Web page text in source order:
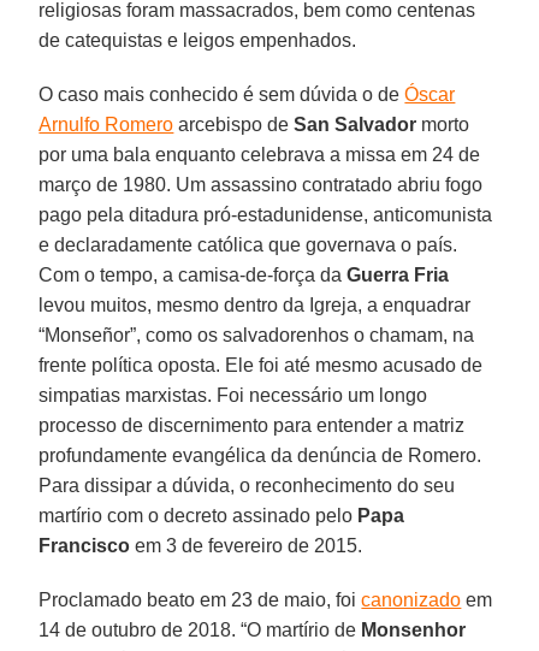
religiosas foram massacrados, bem como centenas
de catequistas e leigos empenhados.
O caso mais conhecido é sem dúvida o deÓscar
Arnulfo Romero arcebispo deSan Salvador morto
por uma bala enquanto celebrava a missa em 24 de
março de 1980. Um assassino contratado abriu fogo
pago pela ditadura pró-estadunidense, anticomunista
e declaradamente católica que governava o país.
Com o tempo, a camisa-de-força daGuerra Fria
levou muitos, mesmo dentro da Igreja, a enquadrar
“Monseñor”, como os salvadorenhos o chamam, na
frente política oposta. Ele foi até mesmo acusado de
simpatias marxistas. Foi necessário um longo
processo de discernimento para entender a matriz
profundamente evangélica da denúncia de Romero.
Para dissipar a dúvida, o reconhecimento do seu
martírio com o decreto assinado pelo Papa
Francisco em 3 de fevereiro de 2015.
Proclamado beato em 23 de maio, foicanonizado em
14 de outubro de 2018. “O martírio de Monsenhor